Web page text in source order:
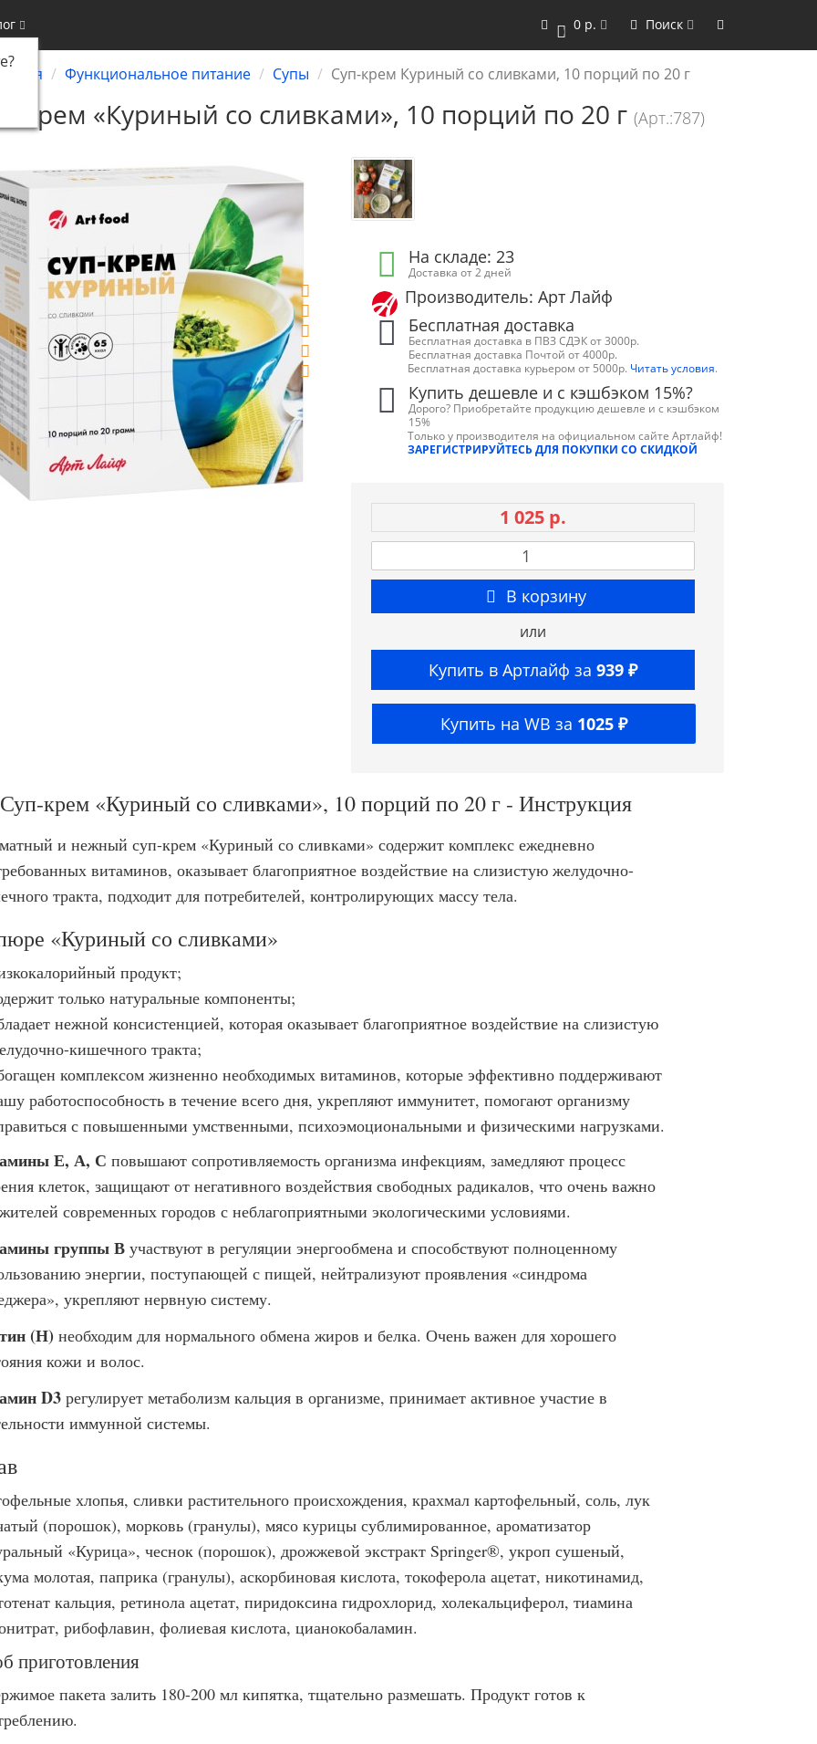
?
0 0 р. Поиск
Функциональное питание Супы Суп-крем Куриный со сливками, 10 порций по 20 г
крем «Куриный со сливками», 10 порций по 20 г (Арт.:787)
На складе: 23
Доставка от 2 дней
Производитель: Арт Лайф
Бесплатная доставка
Бесплатная доставка в ПВЗ СДЭК от 3000р.
Бесплатная доставка Почтой от 4000р.
Бесплатная доставка курьером от 5000р. Читать условия.
Купить дешевле и с кэшбэком 15%?
Дорого? Приобретайте продукцию дешевле и с кэшбэком
15%
Только у производителя на официальном сайте Артлайф!
ЗАРЕГИСТРИРУЙТЕСЬ ДЛЯ ПОКУПКИ СО СКИДКОЙ
1 025 р.
В корзину
или
Купить в Артлайф за939 ₽
Купить на WB за 1025 ₽
Суп-крем «Куриный со сливками», 10 порций по 20 г - Инструкция
и нежный суп-крем «Куриный со сливками» содержит комплекс ежедневно
витаминов, оказывает благоприятное воздействие на слизистую желудочно-
тракта, подходит для потребителей, контролирующих массу тела.
«Куриный со сливками»
продукт;
только натуральные компоненты;
нежной консистенцией, которая оказывает благоприятное воздействие на слизистую
кишечного тракта;
комплексом жизненно необходимых витаминов, которые эффективно поддерживают
работоспособность в течение всего дня, укрепляют иммунитет, помогают организму
с повышенными умственными, психоэмоциональными и физическими нагрузками.
Е, А, С повышают сопротивляемость организма инфекциям, замедляют процесс
клеток, защищают от негативного воздействия свободных радикалов, что очень важно
современных городов с неблагоприятными экологическими условиями.
группы Вучаствуют в регуляции энергообмена и способствуют полноценному
энергии, поступающей с пищей, нейтрализуют проявления «синдрома
укрепляют нервную систему.
(Н) необходим для нормального обмена жиров и белка. Очень важен для хорошего
кожи и волос.
D3регулирует метаболизм кальция в организме, принимает активное участие в
иммунной системы.
хлопья, сливки растительного происхождения, крахмал картофельный, соль, лук
(порошок), морковь (гранулы), мясо курицы сублимированное, ароматизатор
«Курица», чеснок (порошок), дрожжевой экстракт Springer®, укроп сушеный,
молотая, паприка (гранулы), аскорбиновая кислота, токоферола ацетат, никотинамид,
кальция, ретинола ацетат, пиридоксина гидрохлорид, холекальциферол, тиамина
рибофлавин, фолиевая кислота, цианокобаламин.
приготовления
пакета залить 180-200 мл кипятка, тщательно размешать. Продукт готов к